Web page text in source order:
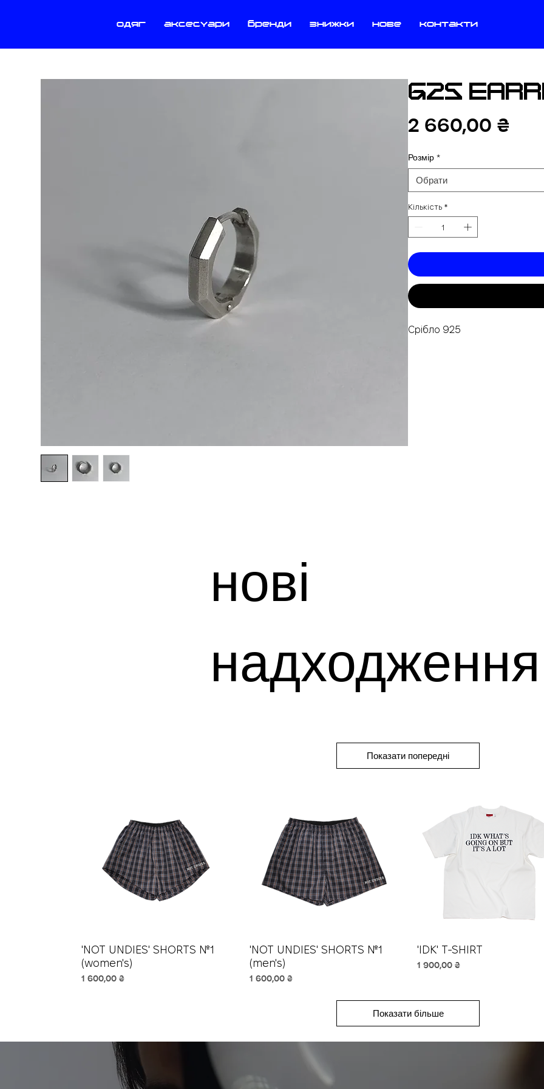
одяг аксесуари бренди знижки нове контакти
G25
2 660,00 ₴
Розмір *
Обрати
Кількість *
Срібло 925
нові
надходження
Показати попередні
Швидкий перегляд
'NOT UNDIES' SHORTS №1
(women's)
Ціна
1 600,00 ₴
Швидкий перегляд
'NOT UNDIES' SHORTS №1
(men's)
Ціна
1 600,00 ₴
Швидкий перегляд
'IDK' T-SHIRT
Ціна
1 900,00 ₴
Показати більше